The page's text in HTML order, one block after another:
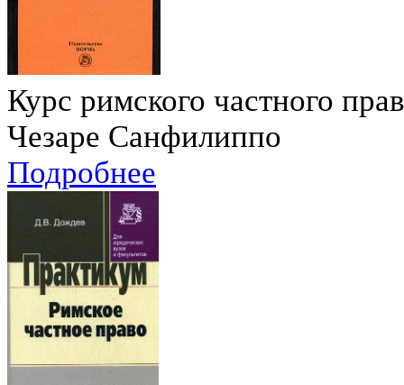
Курс римского частного
Чезаре Санфилиппо
Подробнее